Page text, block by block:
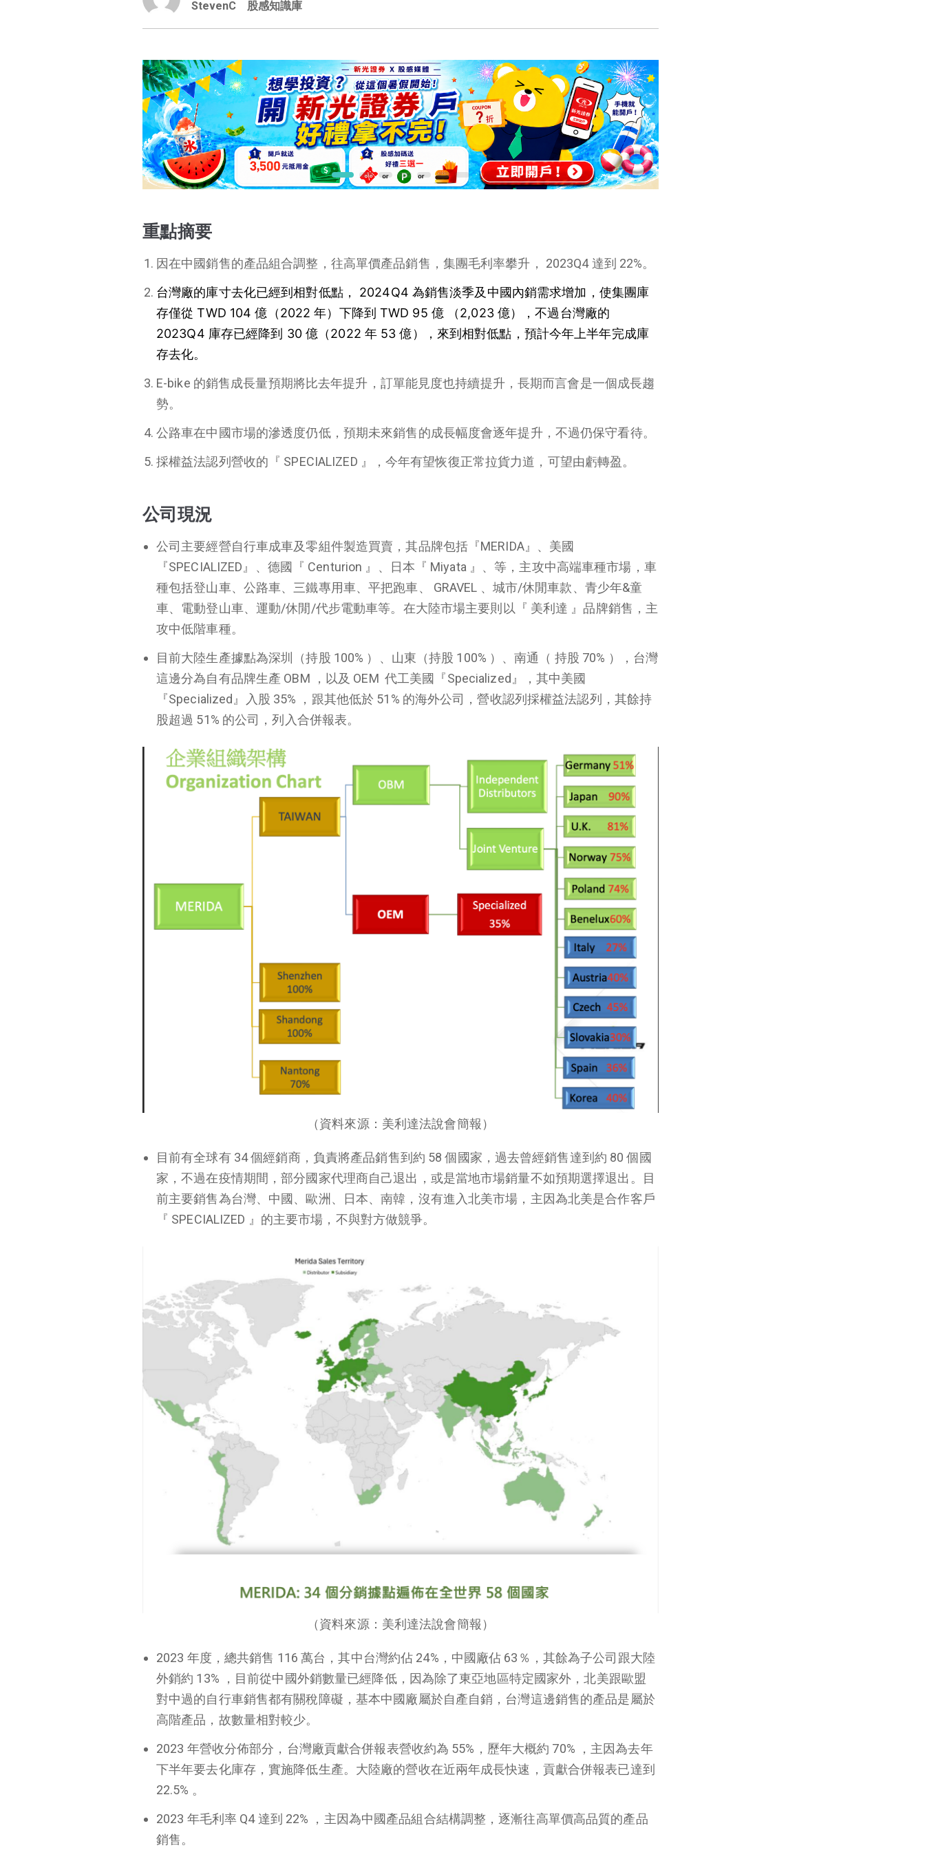
StevenC 股感知識庫
重點摘要
因在中國銷售的產品組合調整，往高單價產品銷售，集團毛利率攀升， 2023Q4 達到 22%。
台灣廠的庫寸去化已經到相對低點， 2024Q4 為銷售淡季及中國內銷需求增加，使集團庫
存僅從 TWD 104 億（2022 年）下降到 TWD 95 億 （2,023 億），不過台灣廠的
2023Q4 庫存已經降到 30 億（2022 年 53 億），來到相對低點，預計今年上半年完成庫
存去化。
E-bike 的銷售成長量預期將比去年提升，訂單能見度也持續提升，長期而言會是一個成長趨
勢。
公路車在中國市場的滲透度仍低，預期未來銷售的成長幅度會逐年提升，不過仍保守看待。
採權益法認列營收的『 SPECIALIZED 』，今年有望恢復正常拉貨力道，可望由虧轉盈。
公司現況
公司主要經營自行車成車及零組件製造買賣，其品牌包括『MERIDA』 、美國
『SPECIALIZED』 、德國『 Centurion 』 、日本『 Miyata 』 、等，主攻中高端車種市場，車
種包括登山車、公路車、三鐵專用車、平把跑車、 GRAVEL 、城市/休閒車款、青少年&童
車、電動登山車、運動/休閒/代步電動車等。在大陸市場主要則以『 美利達 』品牌銷售，主
攻中低階車種。
目前大陸生產據點為深圳（持股 100% ）、山東（持股 100% ）、南通（ 持股 70% ），台灣
這邊分為自有品牌生產 OBM ，以及 OEM 代工美國『Specialized 』，其中美國
『Specialized 』入股 35% ，跟其他低於 51% 的海外公司，營收認列採權益法認列，其餘持
股超過 51% 的公司，列入合併報表。
（資料來源：美利達法說會簡報）
目前有全球有 34個經銷商，負責將產品銷售到約 58個國家，過去曾經銷售達到約 80個國
家，不過在疫情期間，部分國家代理商自己退出，或是當地市場銷量不如預期選擇退出。目
前主要銷售為台灣、中國、歐洲、日本、南韓，沒有進入北美市場，主因為北美是合作客戶
『 SPECIALIZED 』的主要市場，不與對方做競爭。
（資料來源：美利達法說會簡報）
2023 年度，總共銷售 116萬台，其中台灣約佔 24% ，中國廠佔 63 ％，其餘為子公司跟大陸
外銷約 13%
，目前從中國外銷數量已經降低，因為除了東亞地區特定國家外，北美跟歐盟
對中過的自行車銷售都有關稅障礙，基本中國廠屬於自產自銷，台灣這邊銷售的產品是屬於
高階產品，故數量相對較少。
2023 年營收分佈部分，台灣廠貢獻合併報表營收約為 55% ，歷年大概約 70%
，主因為去年
下半年要去化庫存，實施降低生產。大陸廠的營收在近兩年成長快速，貢獻合併報表已達到
22.5% 。
2023 年毛利率 Q4達到 22%
，主因為中國產品組合結構調整，逐漸往高單價高品質的產品
銷售。